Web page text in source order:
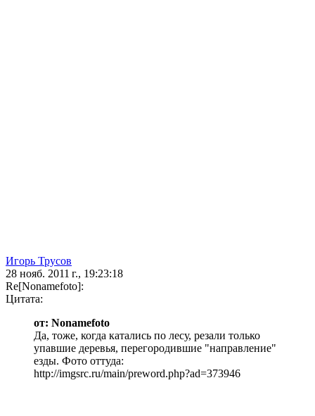
Игорь Трусов
28 нояб. 2011 г., 19:23:18
Re[Nonamefoto]:
Цитата:
от: Nonamefoto
Да, тоже, когда катались по лесу, резали только
упавшие деревья, перегородившие "направление"
езды. Фото оттуда:
http://imgsrc.ru/main/preword.php?ad=373946